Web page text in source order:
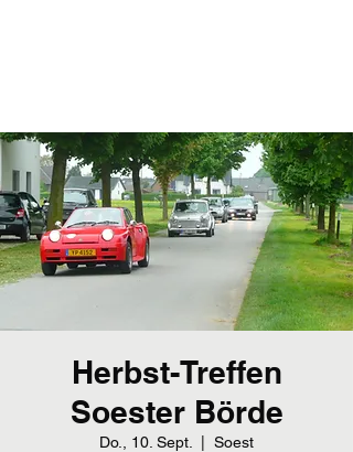
Herbst-Treffen
Soester Börde
Do., 10. Sept. Soest